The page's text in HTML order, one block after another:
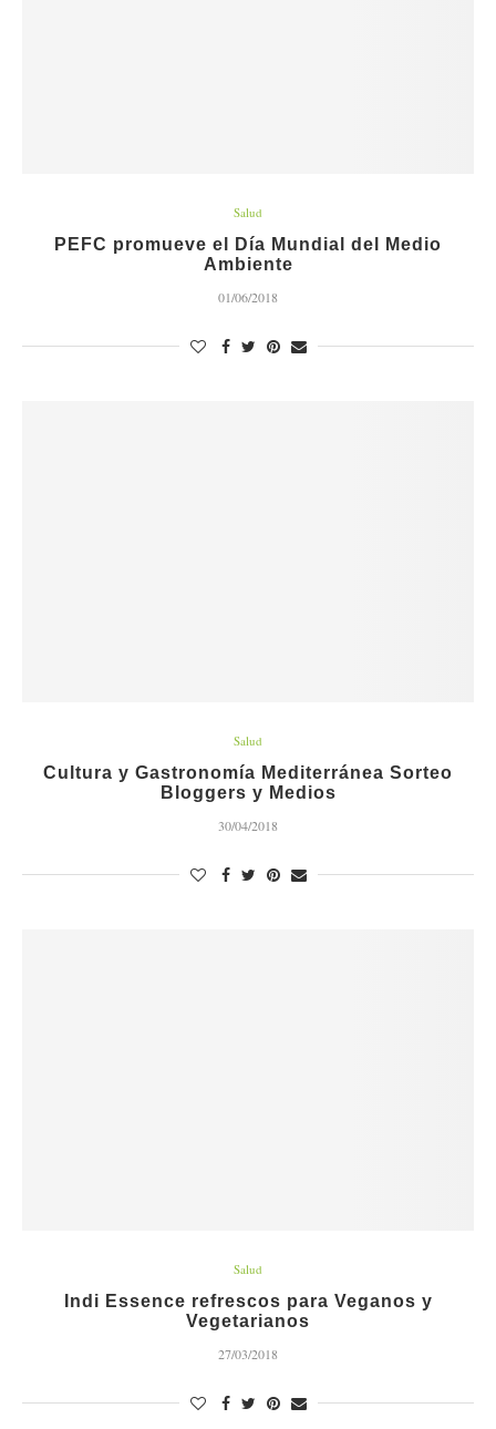
Salud
PEFC promueve el Día Mundial del Medio
Ambiente
01/06/2018
Salud
Cultura y Gastronomía Mediterránea Sorteo
Bloggers y Medios
30/04/2018
Salud
Indi Essence refrescos para Veganos y
Vegetarianos
27/03/2018